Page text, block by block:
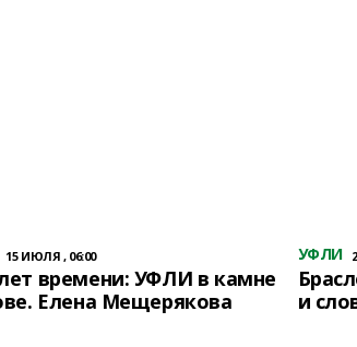
15 ИЮЛЯ , 06:00
времени: УФЛИ в камне
Елена Мещерякова
УФЛИ
и